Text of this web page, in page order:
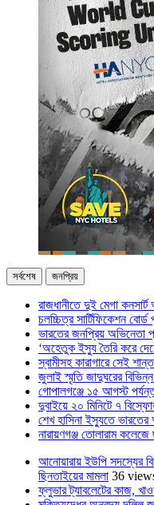
সর্বশেষ জনপ্রিয়
রাজধানীতে দুই মেগা
চলচ্চিত্র সার্টিফিকেশন
ভারতের জনপ্রিয় অভিনেতা
‘অহেতুক ইস্যু তৈরি করে
স্বামীসহ কারাগারে সেই
জুলাই স্মৃতি জাদুঘরের বিভিন্ন
গোপালগঞ্জে ১৫ আগস্ট
দুবাইয়ে ২০ মিনিটে ৭
শেখ হাসিনা ইস্যুতে
নারায়ণগঞ্জ তোলারাম
আনোয়ারায় ইউপি সদস্যের
ছিনতাইয়ের মামলা 36
ফ্লুভার ট্যাবলেটের কাজ,